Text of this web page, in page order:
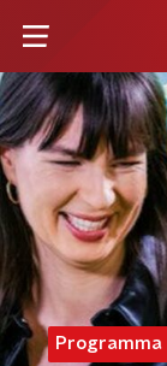
Programma